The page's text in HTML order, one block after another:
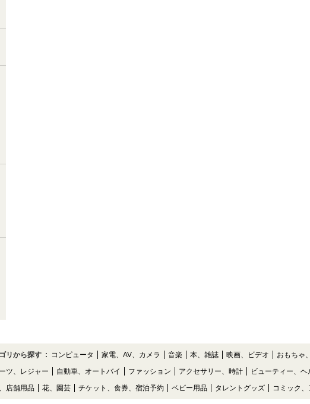
リから探す : コンピュータ 家電、AV、カメラ 音楽 本、雑誌 映画、ビデオ おもちゃ
ツ、レジャー
自動車、オートバイ ファッション アクセサリー、時計 ビューティー、ヘ
店舗用品
花、園芸 チケット、食券、宿泊予約 ベビー用品 タレントグッズ コミック